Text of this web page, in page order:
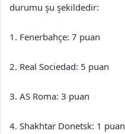
durumu şu şekildedir:
1. Fenerbahçe: 7 puan
2. Real Sociedad: 5 puan
3. AS Roma: 3 puan
4. Shakhtar Donetsk: 1 puan